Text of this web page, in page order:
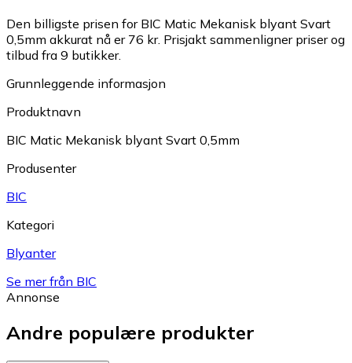
Den billigste prisen for BIC Matic Mekanisk blyant Svart
0,5mm akkurat nå er 76 kr. Prisjakt sammenligner priser og
tilbud fra 9 butikker.
Grunnleggende informasjon
Produktnavn
BIC Matic Mekanisk blyant Svart 0,5mm
Produsenter
BIC
Kategori
Blyanter
Se mer från BIC
Annonse
Andre populære produkter